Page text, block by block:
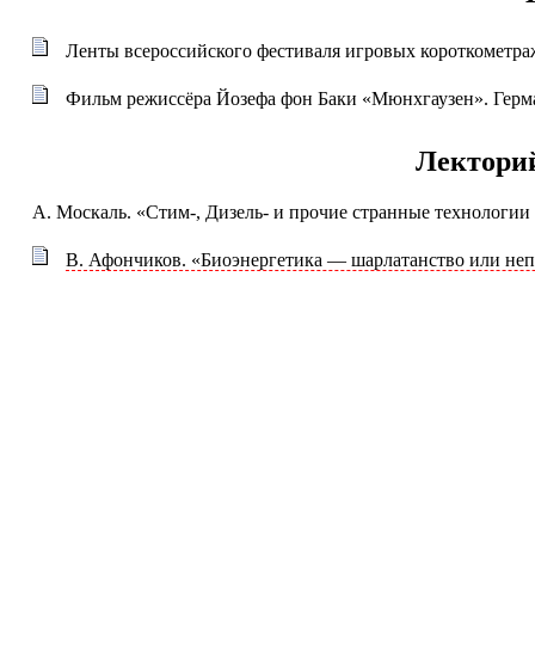
Ленты всероссийского фестиваля игровых
Фильм режиссёра Йозефа фон Баки «Мюнхгаузен».
А. Москаль. «Стим-, Дизель- и прочие странные технологии
В. Афончиков. «Биоэнергетика — шарлатанство или